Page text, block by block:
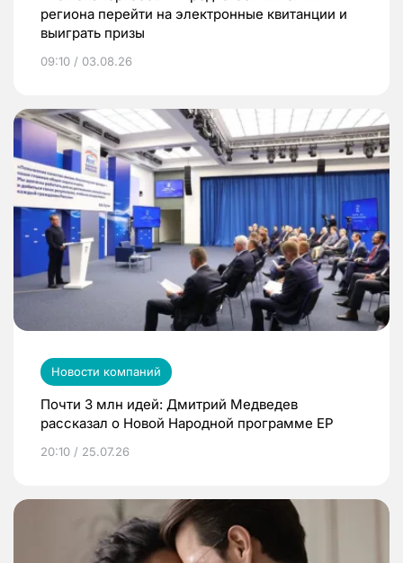
региона перейти на электронные квитанции и
выиграть призы
09:10 / 03.08.26
Новости компаний
Почти 3 млн идей: Дмитрий Медведев
рассказал о Новой Народной программе ЕР
20:10 / 25.07.26